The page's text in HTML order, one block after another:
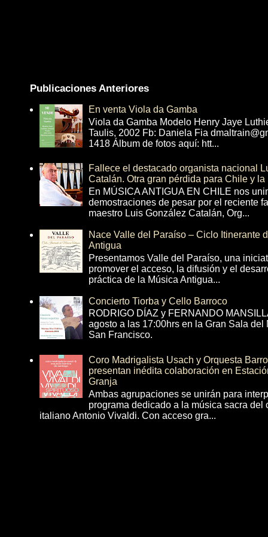
Publicaciones Anteriores
En venta Viola da Gamba
Viola da Gamba Modelo Henry Jaye
Taulis, 2002 Fb: Daniela Fia
1418 Álbum de fotos aquí: htt...
Fallece el destacado organista nacional
Catalán. Otra gran pérdida para Chile y la
En MÚSICA ANTIGUA EN CHILE nos
demostraciones de pesar por el reciente
maestro Luis González Catalán, Org...
Nace Valle del Paraíso – Ciclo Itinerante
Antigua
Presentamos Valle del Paraíso, una
promover el acceso, la difusión y el
práctica de la Música Antigua...
Concierto Tiorba y Cello Barroco
RODRIGO DÍAZ y FERNANDO
agosto a las 17:00hrs en la Gran Sala
San Francisco.
Coro Madrigalista Usach y Orquesta
presentan inédita colaboración en
Granja
Ambas agrupaciones se unirán para
programa dedicado a la música sacra del
italiano Antonio Vivaldi. Con acceso gra...